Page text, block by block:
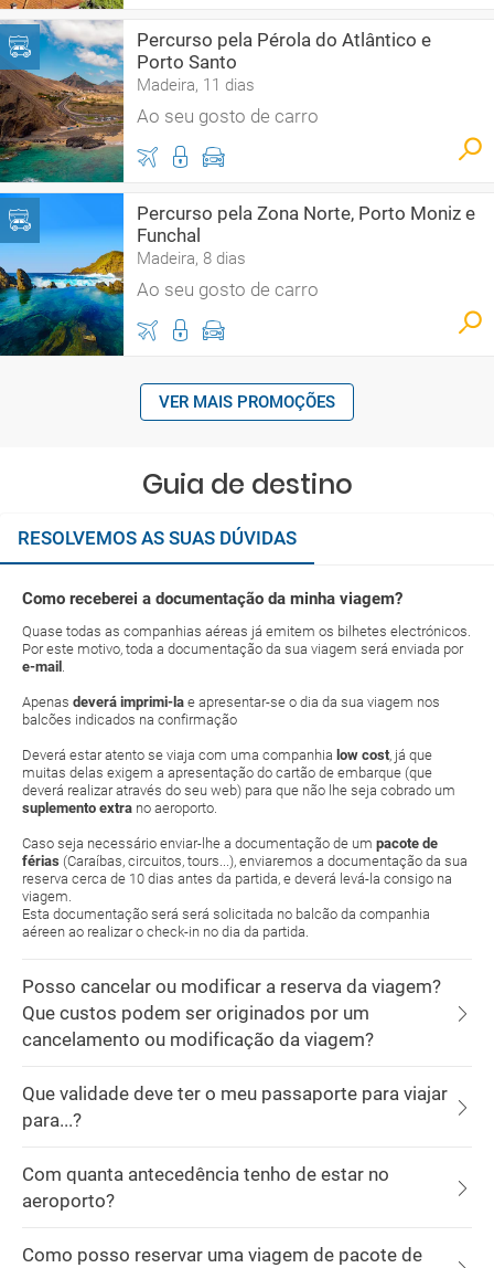
Percurso pela Pérola do Atlântico e
Porto Santo
Madeira, 11 dias
Ao seu gosto de carro
Percurso pela Zona Norte, Porto Moniz e
Funchal
Madeira, 8 dias
Ao seu gosto de carro
VER MAIS PROMOÇÕES
Guia de destino
RESOLVEMOS AS SUAS DÚVIDAS
Como receberei a documentação da minha viagem?
Quase todas as companhias aéreas já emitem os bilhetes electrónicos.
Por este motivo, toda a documentação da sua viagem será enviada por
e-mail .
Apenas deverá imprimi-la e apresentar-se o dia da sua viagem nos
balcões indicados na confirmação
Deverá estar atento se viaja com uma companhia low cost, já que
muitas delas exigem a apresentação do cartão de embarque (que
deverá realizar através do seu web) para que não lhe seja cobrado um
suplemento extra no aeroporto.
Caso seja necessário enviar-lhe a documentação de um pacote de
férias (Caraíbas, circuitos, tours...), enviaremos a documentação da sua
reserva cerca de 10 dias antes da partida, e deverá levá-la consigo na
viagem.
Esta documentação será será solicitada no balcão da companhia
aéreen ao realizar o check-in no dia da partida.
Posso cancelar ou modificar a reserva da viagem?
Que custos podem ser originados por um
cancelamento ou modificação da viagem?
Que validade deve ter o meu passaporte para viajar
para...?
Com quanta antecedência tenho de estar no
aeroporto?
Como posso reservar uma viagem de pacote de